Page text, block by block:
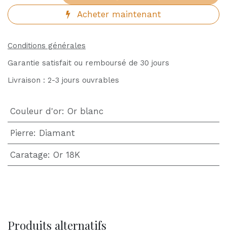
Acheter maintenant
Conditions générales
Garantie satisfait ou remboursé de 30 jours
Livraison : 2-3 jours ouvrables
Couleur d'or: Or blanc
Pierre: Diamant
Caratage: Or 18K
Produits alternatifs